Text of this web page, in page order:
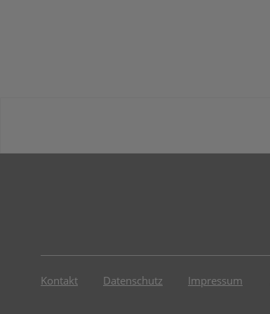
Kontakt Datenschutz Impressum